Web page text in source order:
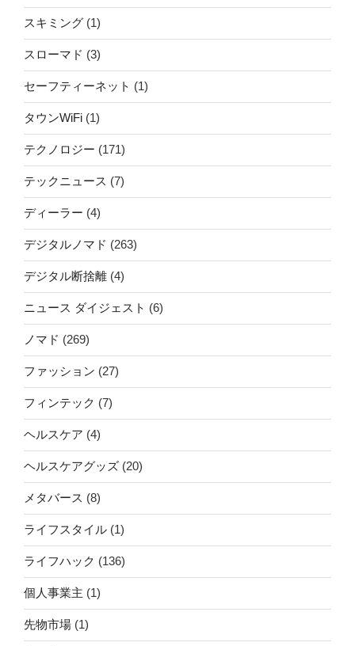
スキミング (1)
スローマド (3)
セーフティーネット (1)
タウンWiFi (1)
テクノロジー (171)
テックニュース (7)
ディーラー (4)
デジタルノマド (263)
デジタル断捨離 (4)
ニュース ダイジェスト (6)
ノマド (269)
ファッション (27)
フィンテック (7)
ヘルスケア (4)
ヘルスケアグッズ (20)
メタバース (8)
ライフスタイル (1)
ライフハック (136)
個人事業主 (1)
先物市場 (1)